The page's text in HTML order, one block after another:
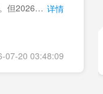
但2026年 详情
07-20 03:48:09